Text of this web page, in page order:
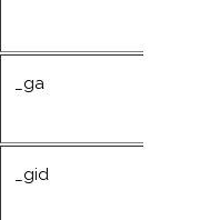
_ga
_gid